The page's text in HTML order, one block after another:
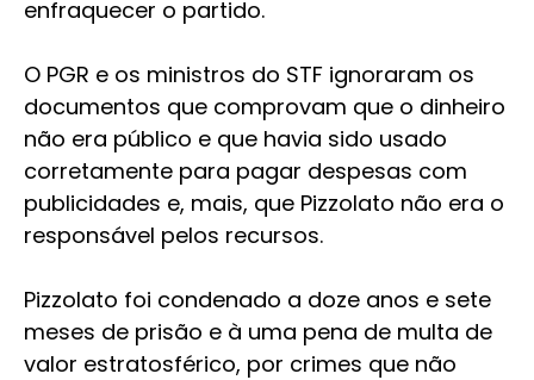
enfraquecer o partido.
O PGR e os ministros do STF ignoraram os
documentos que comprovam que o dinheiro
não era público e que havia sido usado
corretamente para pagar despesas com
publicidades e, mais, que Pizzolato não era o
responsável pelos recursos.
Pizzolato foi condenado a doze anos e sete
meses de prisão e à uma pena de multa de
valor estratosférico, por crimes que não